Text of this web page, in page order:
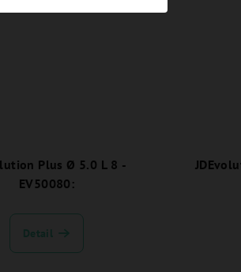
Plus Ø 5.0 L 8 -
EV50080:
Detail